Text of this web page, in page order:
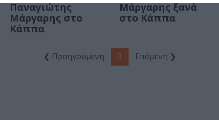
Παναγιώτης
Μάργαρης στο
Κάππα
Μάργαρης ξανά
στο Κάππα
❮ Προηγούμενη 3 Επόμενη ❯